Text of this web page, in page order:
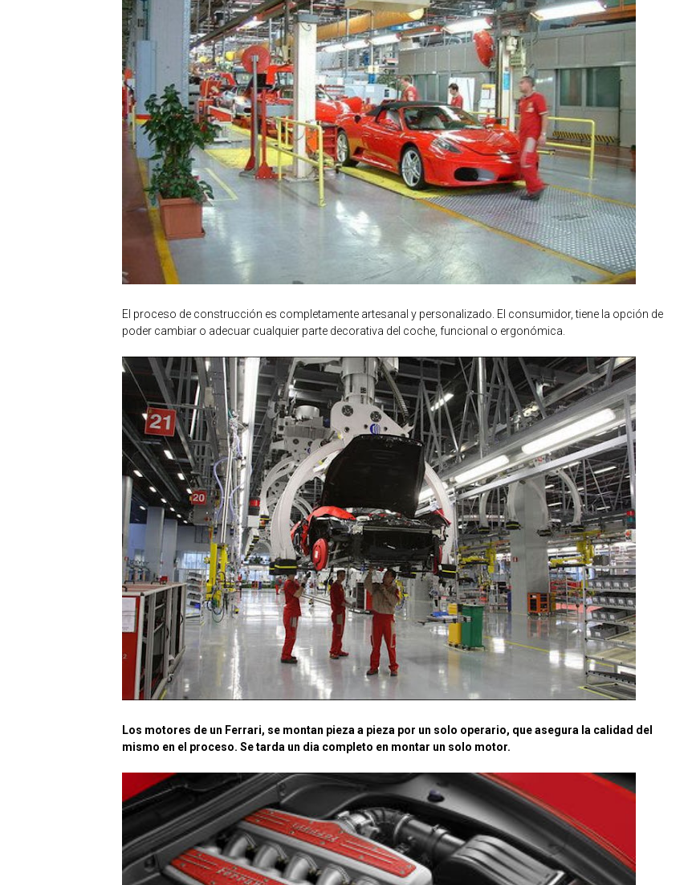
El proceso de construcción es completamente artesanal y personalizado. El consumidor, tiene la opción de
poder cambiar o adecuar cualquier parte decorativa del coche, funcional o ergonómica.
Los motores de un Ferrari, se montan pieza a pieza por un solo operario, que asegura la calidad del
mismo en el proceso. Se tarda un dia completo en montar un solo motor.